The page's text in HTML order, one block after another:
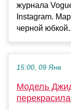
журнала
Instagram.
черной
15:00, 09 Янв
Модель